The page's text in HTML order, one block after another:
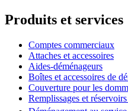
Produits et services
Comptes commerciaux
Attaches et accessoires
Aides-déménageurs
Boîtes et accessoires de
Couverture pour les
Remplissages et